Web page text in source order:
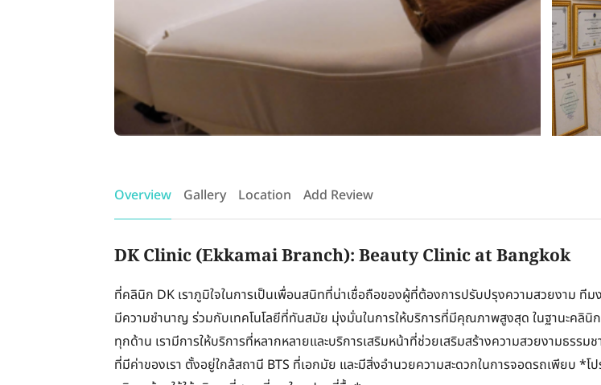
Overview Gallery Location Add Review
DK Clinic (Ekkamai Branch): Beauty Clinic at Bangkok
ที่คลินิก DK เราภูมิใจในการเป็นเพื่อนสนิทที่น่าเชื่อถือของผู้ที่ต้องการปรับปรุงความสวยงาม ทีม
มีความชำนาญ ร่วมกับเทคโนโลยีที่ทันสมัย มุ่งมั่นในการให้บริการที่มีคุณภาพสูงสุด ในฐานะคลินิ
ทุกด้าน เรามีการให้บริการที่หลากหลายและบริการเสริมหน้าที่ช่วยเสริมสร้างความสวยงามธรรม
ที่มีค่าของเรา ตั้งอยู่ใกล้สถานี BTS ที่เอกมัย และมีสิ่งอำนวยความสะดวกในการจอดรถเพียบ *โ